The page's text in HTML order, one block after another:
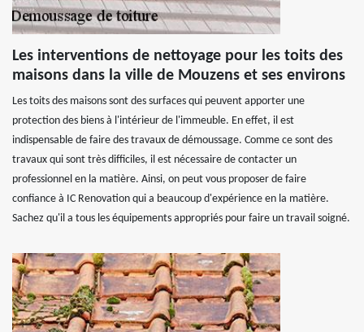
Les interventions de nettoyage pour les toits des
maisons dans la ville de Mouzens et ses environs
Les toits des maisons sont des surfaces qui peuvent apporter une
protection des biens à l'intérieur de l'immeuble. En effet, il est
indispensable de faire des travaux de démoussage. Comme ce sont des
travaux qui sont très difficiles, il est nécessaire de contacter un
professionnel en la matière. Ainsi, on peut vous proposer de faire
confiance à IC Renovation qui a beaucoup d'expérience en la matière.
Sachez qu'il a tous les équipements appropriés pour faire un travail soigné.